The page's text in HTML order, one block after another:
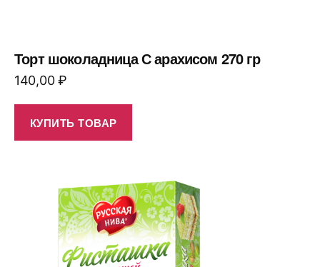
Торт шоколадница С арахисом 270 гр
140,00₽
КУПИТЬ ТОВАР